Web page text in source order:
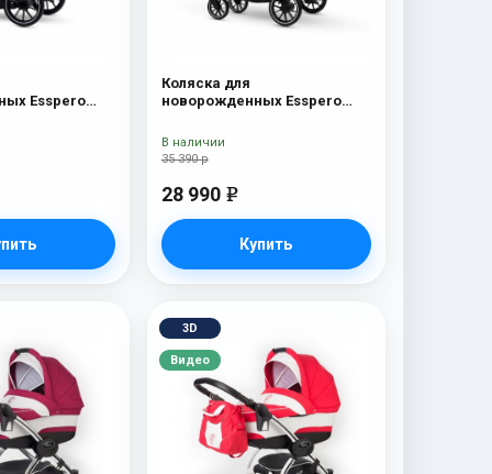
Esspero
Коляска для
новорожденных Esspero
35 390 р
28 990 e
Купить
В наличии
3D
Видео